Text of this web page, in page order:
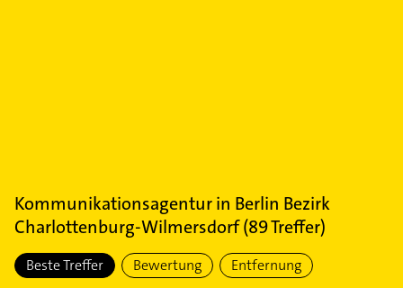
Kommunikationsagenturin Berlin Bezirk
Charlottenburg-Wilmersdorf(89Treffer)
Beste Treffer Bewertung Entfernung